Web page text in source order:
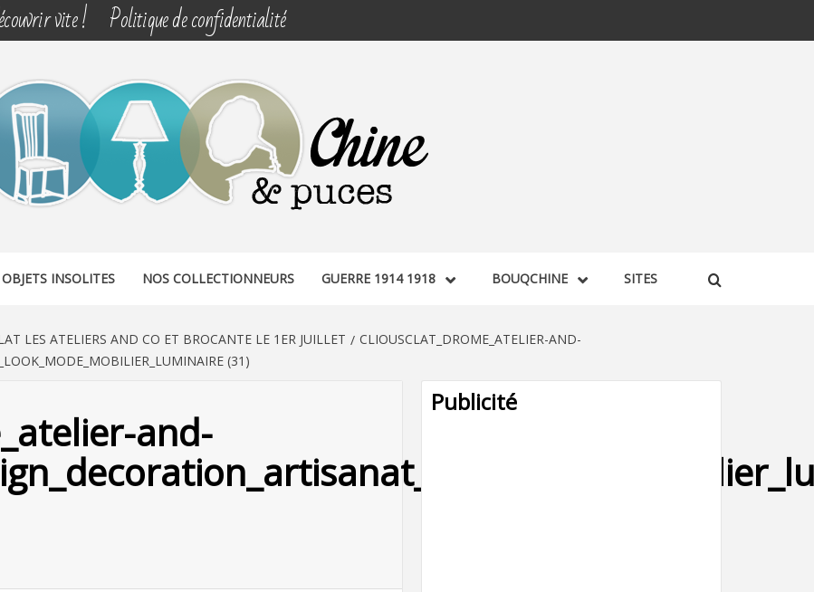
vite ! Politique de confidentialité
PUCES
OBJETS INSOLITES NOS COLLECTIONNEURS GUERRE 1914 1918 BOUQCHINE SITES
LES ATELIERS AND CO ET BROCANTE LE 1ER JUILLET
CLIOUSCLAT_DROME_ATELIER-AND-
(31)
and-
Publicité